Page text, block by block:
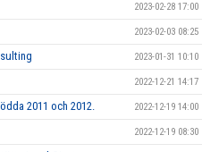
2023-02-28 17:00
2023-02-03 08:25
2023-01-31 10:10
2022-12-21 14:17
2011 och 2012. 2022-12-19 14:00
2022-12-19 08:30